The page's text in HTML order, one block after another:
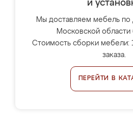
и
Мы доставляем мебель по
Московской области
Стоимость сборки мебели:
заказа.
ПЕРЕЙТИ В